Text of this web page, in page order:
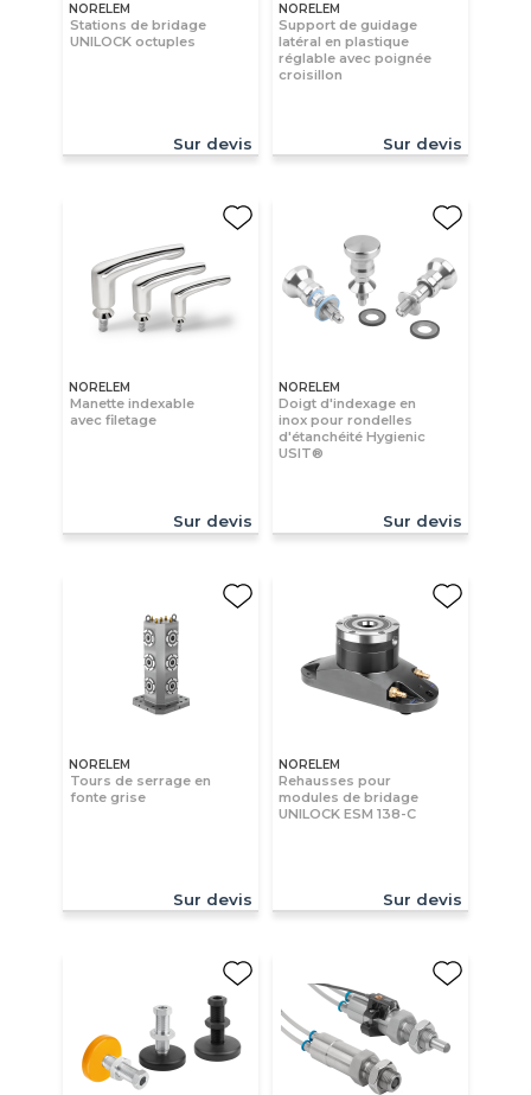
NORELEM
Stations de bridage
UNILOCK octuples
Sur devis
NORELEM
Support de guidage
latéral en plastique
réglable avec poignée
croisillon
Sur devis
NORELEM
Manette indexable
avec filetage
Sur devis
NORELEM
Doigt d'indexage en
inox pour rondelles
d'étanchéité Hygienic
USIT®
Sur devis
NORELEM
Tours de serrage en
fonte grise
Sur devis
NORELEM
Rehausses pour
modules de bridage
UNILOCK ESM 138-C
Sur devis